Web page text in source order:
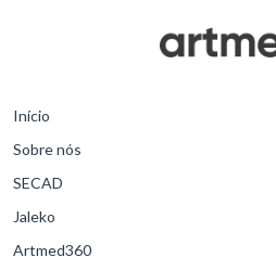
Início
Sobre nós
SECAD
Jaleko
Artmed360